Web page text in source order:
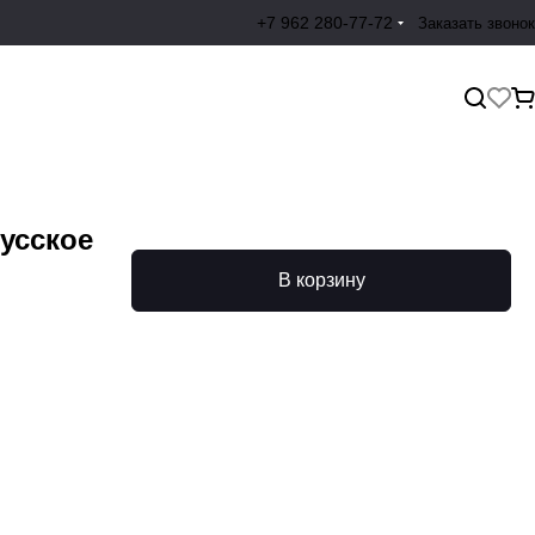
+7 962 280-77-72 Заказать звонок
В корзину